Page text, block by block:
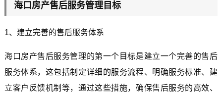
海口房产售后服务管理目标
1、建立完善的售后服务体系
海口房产售后服务管理的第一个目标是建立一个完善的售后
服务体系，这包括制定详细的服务流程、明确服务标准、建
立客户反馈机制等，通过这些措施，确保售后服务的高效、